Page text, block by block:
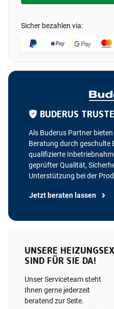
Sicher bezahlen via:
BUDERUS
Als Buderus Partner
Beratung durch geschulte
qualifizierte
geprüfter Qualität,
Unterstützung bei der
Jetzt beraten lassen
UNSERE
SIND FÜR SIE DA!
Unser Serviceteam steht
Ihnen gerne jederzeit
beratend zur Seite.